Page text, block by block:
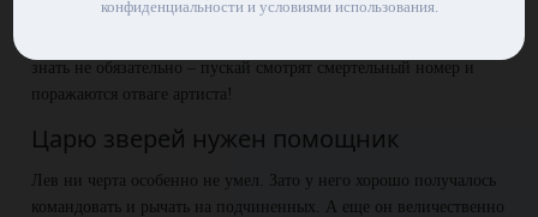
челюсти, усеянные зубами. Разумеется, близкий приятель льва
знать не обязательно – пускай смотрят смертельный номер и
поражаются отваге артиста!
Царю зверей нужен помощник
Лев ни черта особенно не умел. Зато у него хорошо получалось
командовать и рычать на подчиненных. А еще он величественно
конфиденциальности и условиями использования.